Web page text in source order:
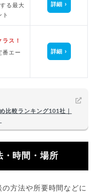
る最大
ト
詳細
ス！
番エー
詳細
比較ランキング101社｜
・時間・場所
方法や所要時間などに